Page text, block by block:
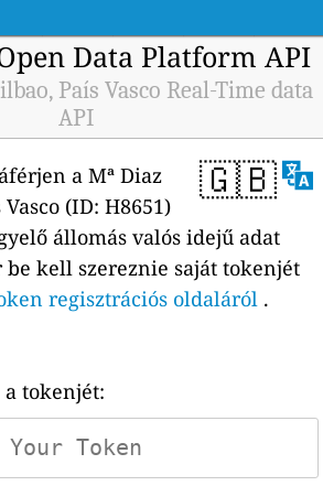
Data Platform API
País Vasco Real-Time data
API
🇬🇧
a Mª Diaz
(ID: H8651)
állomás valós idejű adat
be kell szereznie saját tokenjét
regisztrációs oldaláról .
tokenjét: